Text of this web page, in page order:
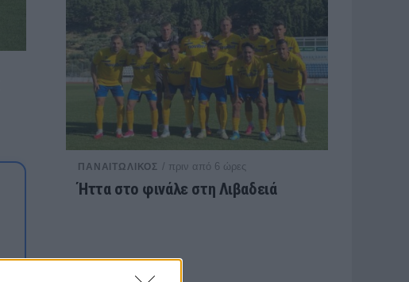
ΠΑΝΑΙΤΩΛΙΚΟΣ / πριν από 6 ώρες
Ήττα στο φινάλε στη Λιβαδειά